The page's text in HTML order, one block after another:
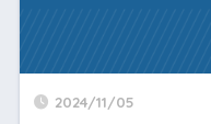
2024/11/05